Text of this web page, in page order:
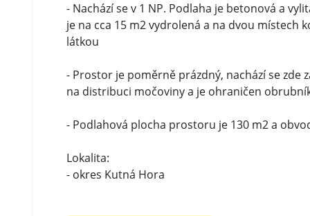
- Nachází se v 1 NP. Podlaha je betonová a
je na cca 15 m2 vydrolená a na dvou místech
látkou
- Prostor je poměrně prázdný, nachází se zde
na distribuci močoviny a je ohraničen
- Podlahová plocha prostoru je 130 m2 a
Lokalita:
- okres Kutná Hora